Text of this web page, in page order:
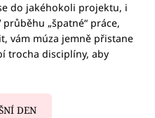
do jakéhokoli projektu, i
„špatné“ práce,
vám múza jemně přistane
trocha disciplíny, aby
DEN